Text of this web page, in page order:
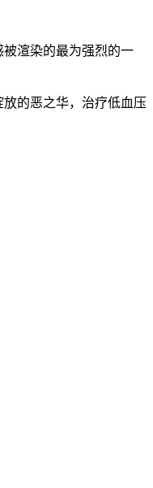
渲染的最为强烈的一
的恶之华，治疗低血压